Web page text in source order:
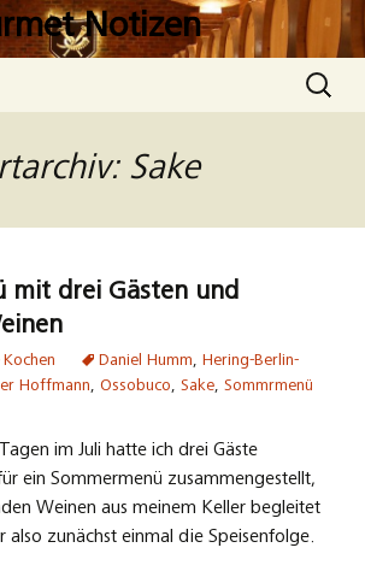
Notizen
Suchen
nach:
Sake
mit drei Gästen und
Kochen Daniel Humm, Hering-Berlin-
Hoffmann, Ossobuco, Sake, Sommrmenü
im Juli hatte ich drei Gäste
ein Sommermenü zusammengestellt,
Weinen aus meinem Keller begleitet
also zunächst einmal die Speisenfolge.